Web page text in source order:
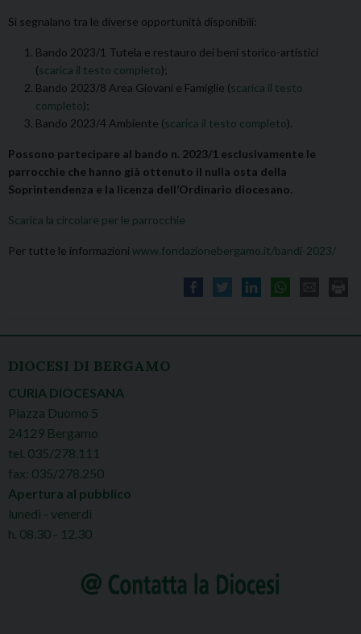
Si segnalano tra le diverse opportunità disponibili:
Bando 2023/1 Tutela e restauro dei beni storico-artistici
(scarica il testo completo);
Bando 2023/8 Area Giovani e Famiglie (scarica il testo
completo);
Bando 2023/4 Ambiente (scarica il testo completo).
Possono partecipare al bando n. 2023/1 esclusivamente le
parrocchie che hanno già ottenuto il nulla osta della
Soprintendenza e la licenza dell’Ordinario diocesano.
Scarica la circolare per le parrocchie
Per tutte le informazioni www.fondazionebergamo.it/bandi-2023/
DIOCESI DI BERGAMO
CURIA DIOCESANA
Piazza Duomo 5
24129 Bergamo
tel. 035/278.111
fax: 035/278.250
Apertura al pubblico
lunedì - venerdì
h. 08.30 - 12.30